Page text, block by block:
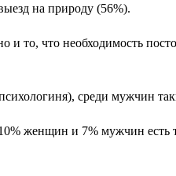
на природу (56%).
то, что необходимость
среди мужчин
женщин и 7% мужчин есть